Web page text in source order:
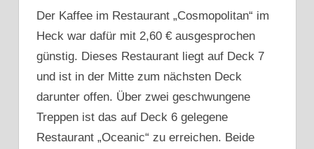
Der Kaffee im Restaurant „Cosmopolitan“ im
Heck war dafür mit 2,60 € ausgesprochen
günstig. Dieses Restaurant liegt auf Deck 7
und ist in der Mitte zum nächsten Deck
darunter offen. Über zwei geschwungene
Treppen ist das auf Deck 6 gelegene
Restaurant „Oceanic“ zu erreichen. Beide